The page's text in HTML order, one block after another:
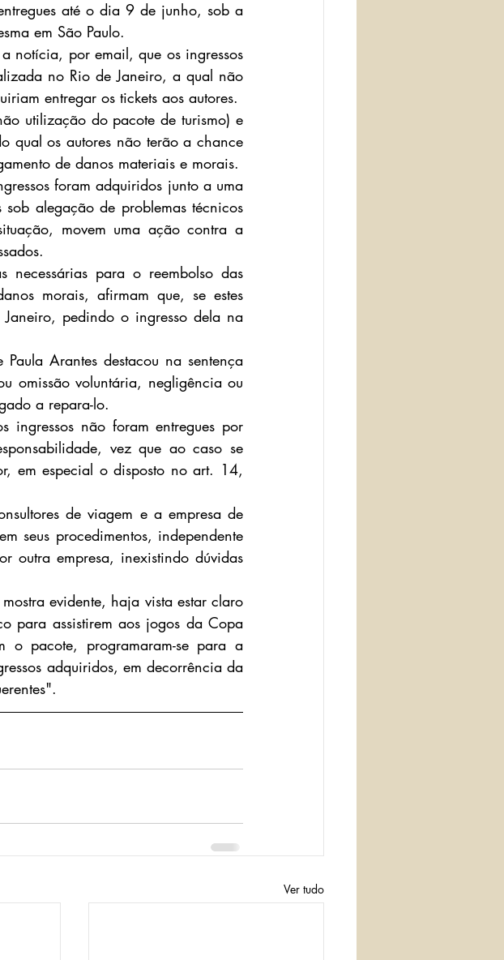
até o dia 9 de junho, sob a
em São Paulo.
notícia, por email, que os ingressos
no Rio de Janeiro, a qual não
entregar os tickets aos autores.
utilização do pacote de turismo) e
qual os autores não terão a chance
de danos materiais e morais.
foram adquiridos junto a uma
alegação de problemas técnicos
movem uma ação contra a
necessárias para o reembolso das
morais, afirmam que, se estes
pedindo o ingresso dela na
Arantes destacou na sentença
omissão voluntária, negligência ou
a repara-lo.
ingressos não foram entregues por
vez que ao caso se
em especial o disposto no art. 14,
de viagem e a empresa de
seus procedimentos, independente
outra empresa, inexistindo dúvidas
evidente, haja vista estar claro
para assistirem aos jogos da Copa
pacote, programaram-se para a
adquiridos, em decorrência da
Ver tudo